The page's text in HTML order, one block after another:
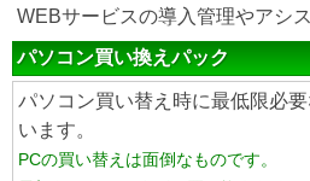
WEBサービスの導入管理やアシ
パソコン買い換えパック
パソコン買い替え時に最低限必
います。
PCの買い替えは面倒なものです。